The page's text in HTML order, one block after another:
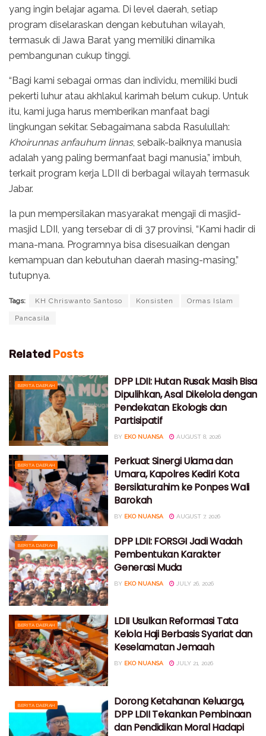
yang ingin belajar agama. Di level daerah, setiap
program diselaraskan dengan kebutuhan wilayah,
termasuk di Jawa Barat yang memiliki dinamika
pembangunan cukup tinggi.
“Bagi kami sebagai ormas dan individu, memiliki budi
pekerti luhur atau akhlakul karimah belum cukup. Untuk
itu, kami juga harus memberikan manfaat bagi
lingkungan sekitar. Sebagaimana sabda Rasulullah:
Khoirunnas anfauhum linnas, sebaik-baiknya manusia
adalah yang paling bermanfaat bagi manusia,” imbuh,
terkait program kerja LDII di berbagai wilayah termasuk
Jabar.
Ia pun mempersilakan masyarakat mengaji di masjid-
masjid LDII, yang tersebar di di 37 provinsi, “Kami hadir di
mana-mana. Programnya bisa disesuaikan dengan
kemampuan dan kebutuhan daerah masing-masing,”
tutupnya.
Tags: KH Chriswanto Santoso Konsisten Ormas Islam
Pancasila
Related Posts
BERITA DAERAH
DPP LDII: Hutan Rusak Masih Bisa
Dipulihkan, Asal Dikelola dengan
Pendekatan Ekologis dan
Partisipatif
BY EKO NUANSA AUGUST 8, 2026
BERITA DAERAH
Perkuat Sinergi Ulama dan
Umara, Kapolres Kediri Kota
Bersilaturahim ke Ponpes Wali
Barokah
BY EKO NUANSA AUGUST 7, 2026
BERITA DAERAH
DPP LDII: FORSGI Jadi Wadah
Pembentukan Karakter
Generasi Muda
BY EKO NUANSA JULY 26, 2026
BERITA DAERAH
LDII Usulkan Reformasi Tata
Kelola Haji Berbasis Syariat dan
Keselamatan Jemaah
BY EKO NUANSA JULY 21, 2026
BERITA DAERAH
Dorong Ketahanan Keluarga,
DPP LDII Tekankan Pembinaan
dan Pendidikan Moral Hadapi